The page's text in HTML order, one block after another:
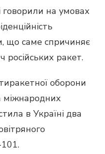
говорили на умовах
що саме спричиняє
російських ракет.
оборони
міжнародних
в Україні два